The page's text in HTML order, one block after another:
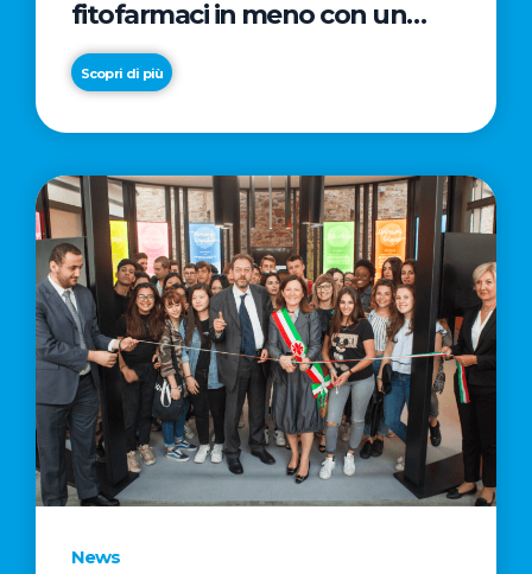
fitofarmaci in meno con un
risparmio 60milioni di euro per
l’Umbria
Scopri di più
News